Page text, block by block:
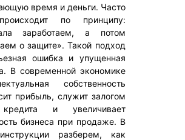
время и деньги. Часто
по принципу:
заработаем, а потом
о защите». Такой подход
ошибка и упущенная
В современной экономике
собственность
прибыль, служит залогом
и увеличивает
бизнеса при продаже. В
разберем, как